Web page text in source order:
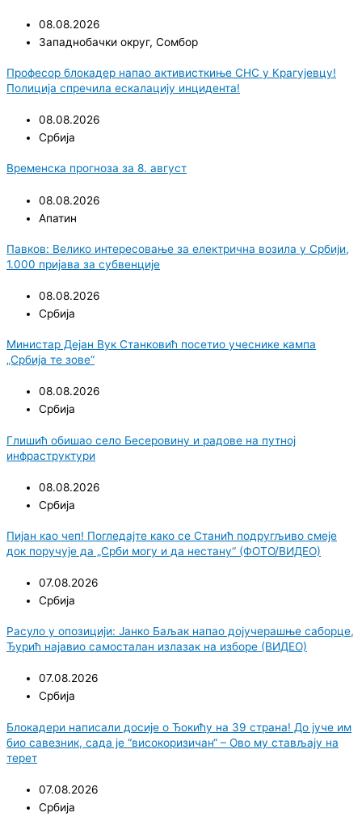
08.08.2026
Западнобачки округ, Сомбор
Професор блокадер напао активисткиње СНС у Крагујевцу!
Полиција спречила ескалацију инцидента!
08.08.2026
Србија
Временска прогноза за 8. август
08.08.2026
Апатин
Павков: Велико интересовање за електрична возила у Србији,
1.000 пријава за субвенције
08.08.2026
Србија
Министар Дејан Вук Станковић посетио учеснике кампа
„Србија те зове“
08.08.2026
Србија
Глишић обишао село Бесеровину и радове на путној
инфраструктури
08.08.2026
Србија
Пијан као чеп! Погледајте како се Станић подругљиво смеје
док поручује да „Срби могу и да нестану“ (ФОТО/ВИДЕО)
07.08.2026
Србија
Расуло у опозицији: Јанко Баљак напао дојучерашње саборце,
Ђурић најавио самосталан излазак на изборе (ВИДЕО)
07.08.2026
Србија
Блокадери написали досије о Ђокићу на 39 страна! До јуче им
био савезник, сада је “високоризичан“ – Ово му стављају на
терет
07.08.2026
Србија